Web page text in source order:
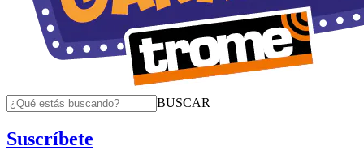
BUSCAR
Suscríbete